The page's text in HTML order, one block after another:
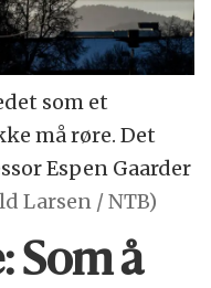
som et
må røre. Det
Espen Gaarder
Larsen / NTB)
Som å